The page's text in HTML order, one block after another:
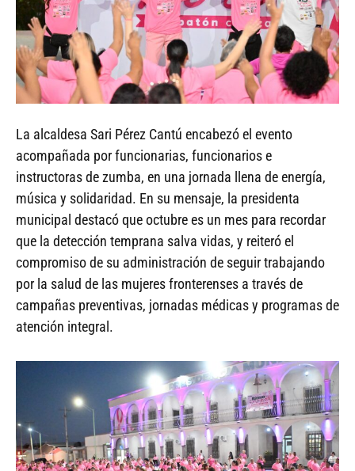
La alcaldesa Sari Pérez Cantú encabezó el evento
acompañada por funcionarias, funcionarios e
instructoras de zumba, en una jornada llena de energía,
música y solidaridad. En su mensaje, la presidenta
municipal destacó que octubre es un mes para recordar
que la detección temprana salva vidas, y reiteró el
compromiso de su administración de seguir trabajando
por la salud de las mujeres fronterenses a través de
campañas preventivas, jornadas médicas y programas de
atención integral.